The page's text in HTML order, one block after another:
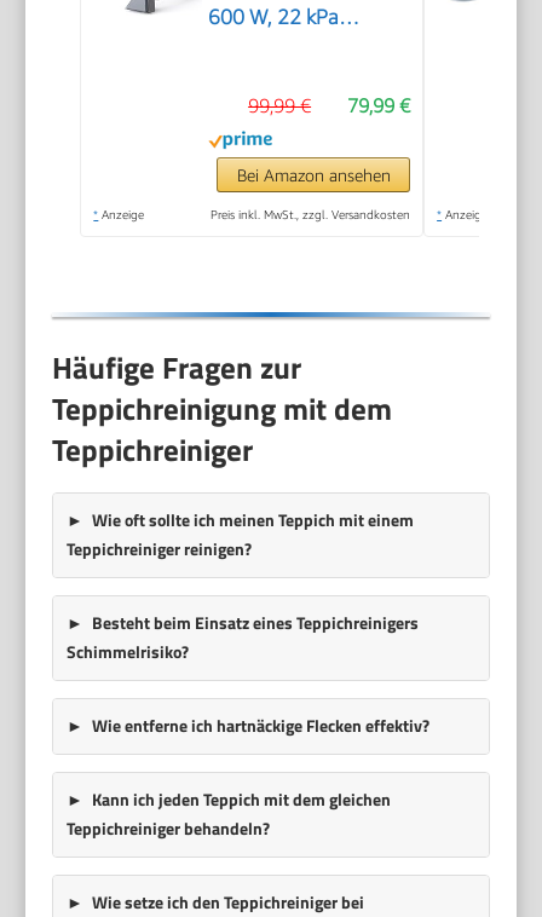
600 W, 22 kPa
79,99 €
99,99 €
Bei Amazon ansehen
* Anzeige Preis inkl. MwSt., zzgl. Versandkosten * Anzeige
Häufige Fragen zur
Teppichreinigung mit dem
Teppichreiniger
Wie oft sollte ich meinen Teppich mit einem
Teppichreiniger reinigen?
Besteht beim Einsatz eines Teppichreinigers
Schimmelrisiko?
Wie entferne ich hartnäckige Flecken effektiv?
Kann ich jeden Teppich mit dem gleichen
Teppichreiniger behandeln?
Wie setze ich den Teppichreiniger bei